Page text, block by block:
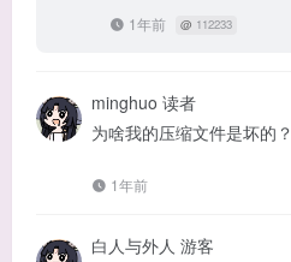
1年前 @ 112233
minghuo 读者
为啥我的压缩文件是坏的？
1年前
白人与外人 游客